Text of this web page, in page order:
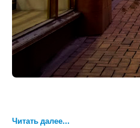
Читать далее...